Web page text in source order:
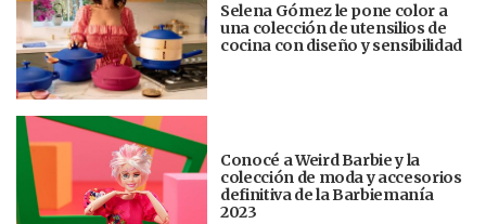
Selena Gómez le pone color a
una colección de utensilios de
cocina con diseño y sensibilidad
Conocé a Weird Barbie y la
colección de moda y accesorios
definitiva de la Barbiemanía
2023